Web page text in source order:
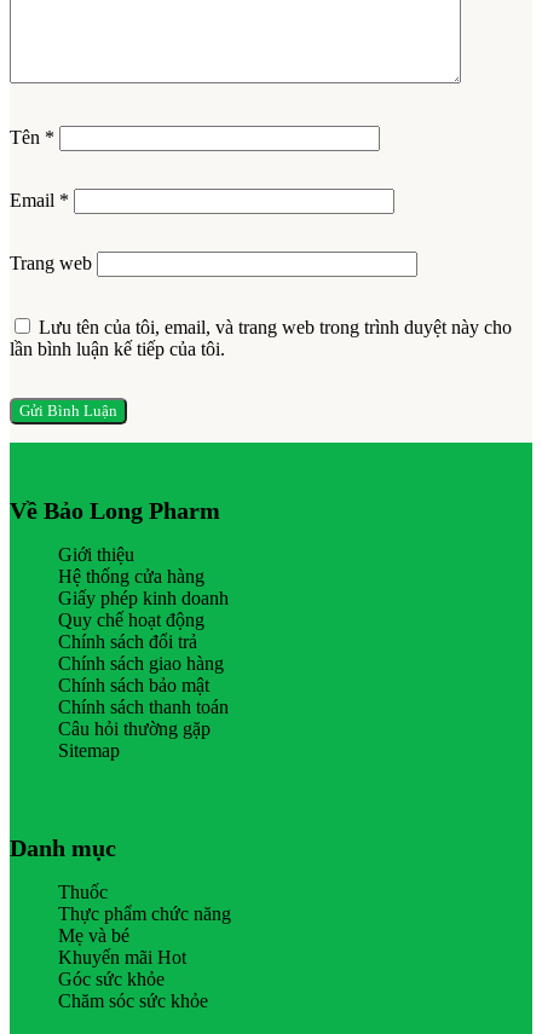
Tên *
Email *
Trang web
Lưu tên của tôi, email, và trang web trong trình duyệt này cho
lần bình luận kế tiếp của tôi.
Về Bảo Long Pharm
Giới thiệu
Hệ thống cửa hàng
Giấy phép kinh doanh
Quy chế hoạt động
Chính sách đổi trả
Chính sách giao hàng
Chính sách bảo mật
Chính sách thanh toán
Câu hỏi thường gặp
Sitemap
Danh mục
Thuốc
Thực phẩm chức năng
Mẹ và bé
Khuyến mãi Hot
Góc sức khỏe
Chăm sóc sức khỏe